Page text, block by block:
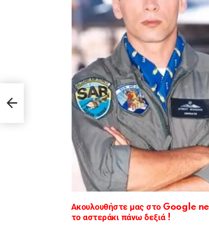
Ακουλουθήστε μας στο Google
το αστεράκι πάνω δεξιά !